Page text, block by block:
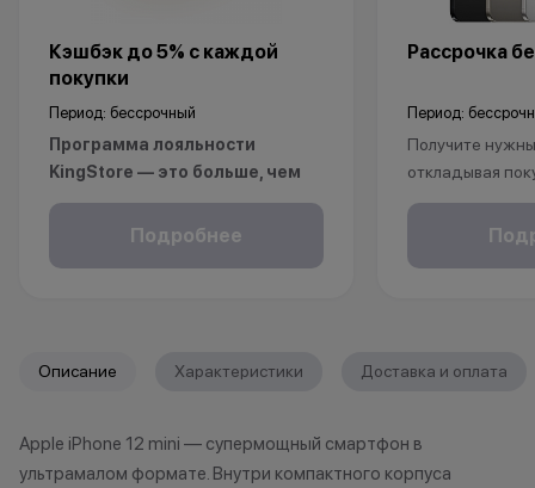
Кэшбэк до 5% с каждой
покупки
Период: бессрочный
Программа лояльности
KingStore — это больше, чем
просто бонусы.
Покупайте технику и аксессуары,
За покупки начисляются бонусные
Как можно использовать
Подробнее
Рассрочка
Период:
Получите
откладывая
Рассрочка без
клиентов от 18
характер.
Описание Характеристики Доставка и оплата
Apple iPhone 12 mini — супермощный смартфон в
ультрамалом формате. Внутри компактного корпуса